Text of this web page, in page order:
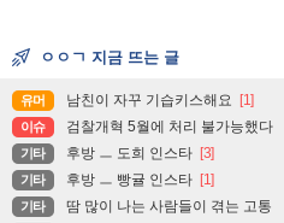
ㅇㅇㄱ 지금 뜨는 글
유머 남친이 자꾸 기습키스해요 [1]
이슈 검찰개혁 5월에 처리 불가능했다
기타 후방 ㅡ 도희 인스타 [3]
기타 후방 ㅡ 빵귤 인스타 [1]
기타 땀 많이 나는 사람들이 겪는 고통